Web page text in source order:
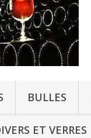
BULLES
ET VERRES